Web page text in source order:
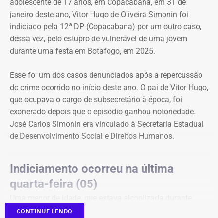
adolescente de 17 anos, em Copacabana, em 31 de
janeiro deste ano, Vitor Hugo de Oliveira Simonin foi
indiciado pela 12ª DP (Copacabana) por um outro caso,
dessa vez, pelo estupro de vulnerável de uma jovem
durante uma festa em Botafogo, em 2025.
Esse foi um dos casos denunciados após a repercussão
do crime ocorrido no início deste ano. O pai de Vitor Hugo,
que ocupava o cargo de subsecretário à época, foi
exonerado depois que o episódio ganhou notoriedade.
José Carlos Simonin era vinculado à Secretaria Estadual
de Desenvolvimento Social e Direitos Humanos.
Indiciamento ocorreu na última
quarta-feira (05)
uma festa em Botafogo, na Zona Sul do Rio, disse que
CONTINUE LENDO